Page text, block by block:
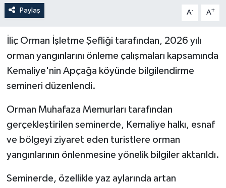
Paylaş A- A+
İliç Orman İşletme Şefliği tarafından, 2026 yılı
orman yangınlarını önleme çalışmaları kapsamında
Kemaliye'nin Apçağa köyünde bilgilendirme
semineri düzenlendi.
Orman Muhafaza Memurları tarafından
gerçekleştirilen seminerde, Kemaliye halkı, esnaf
ve bölgeyi ziyaret eden turistlere orman
yangınlarının önlenmesine yönelik bilgiler aktarıldı.
Seminerde, özellikle yaz aylarında artan